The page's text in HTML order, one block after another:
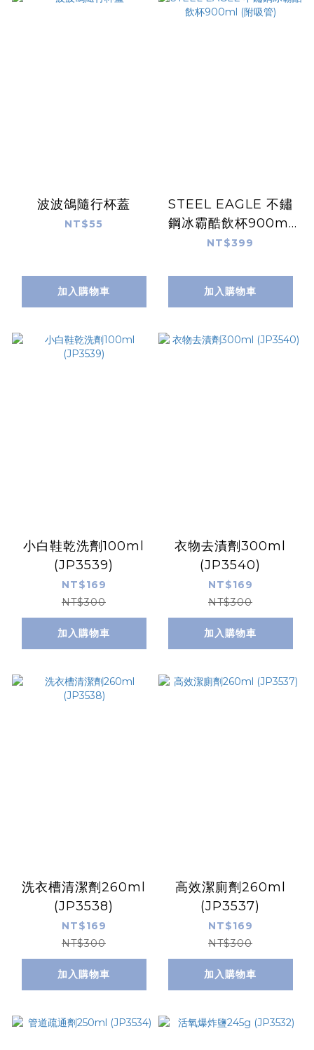
波波鴿隨行杯蓋
NT$55
加入購物車
STEEL EAGLE 不鏽
鋼冰霸酷飲杯900ml
(附吸管)
NT$399
加入購物車
小白鞋乾洗劑100ml
(JP3539)
NT$169
NT$300
加入購物車
衣物去漬劑300ml
(JP3540)
NT$169
NT$300
加入購物車
洗衣槽清潔劑260ml
(JP3538)
NT$169
NT$300
加入購物車
高效潔廁劑260ml
(JP3537)
NT$169
NT$300
加入購物車